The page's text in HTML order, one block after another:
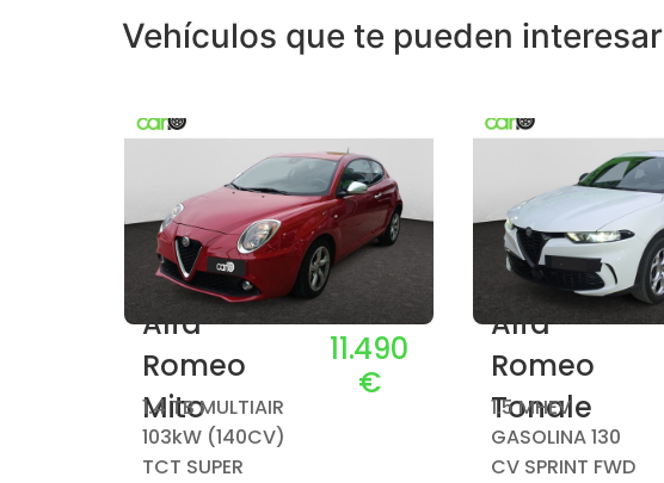
Vehículos que te pueden interesar
Alfa
Romeo
Mito
1.4 TB MULTIAIR
103kW (140CV)
TCT SUPER
11.490
€
Alfa
Romeo
Tonale
1.5 MHEV
GASOLINA 130
CV SPRINT FWD